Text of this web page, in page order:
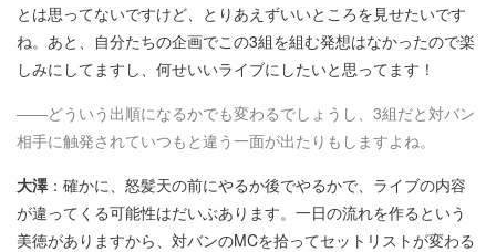
とは思ってないですけど、とりあえずいいところを見せたいです
ね。あと、自分たちの企画でこの3組を組む発想はなかったので楽
しみにしてますし、何せいいライブにしたいと思ってます！
――どういう出順になるかでも変わるでしょうし、3組だと対バン
相手に触発されていつもと違う一面が出たりもしますよね。
大澤：確かに、怒髪天の前にやるか後でやるかで、ライブの内容
が違ってくる可能性はだいぶあります。一日の流れを作るという
美徳がありますから、対バンのMCを拾ってセットリストが変わる